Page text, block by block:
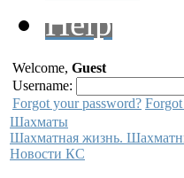
Help
Welcome, Guest
Username:
Forgot your password?
Шахматы
Шахматная жизнь.
Новости КС